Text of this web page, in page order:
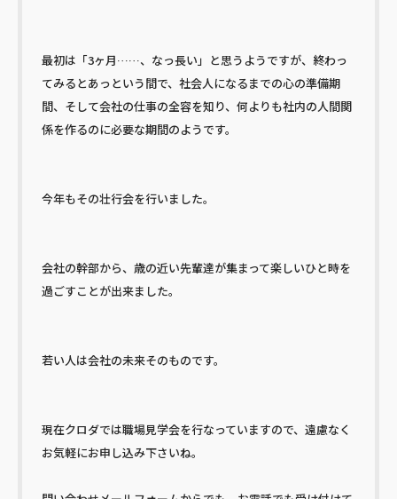
最初は「3ヶ月……、なっ長い」と思うようですが、終わっ
てみるとあっという間で、社会人になるまでの心の準備期
間、そして会社の仕事の全容を知り、何よりも社内の人間関
係を作るのに必要な期間のようです。
今年もその壮行会を行いました。
会社の幹部から、歳の近い先輩達が集まって楽しいひと時を
過ごすことが出来ました。
若い人は会社の未来そのものです。
現在クロダでは職場見学会を行なっていますので、遠慮なく
お気軽にお申し込み下さいね。